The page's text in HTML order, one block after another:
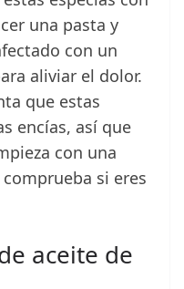
una pasta y
con un
aliviar el dolor.
que estas
encías, así que
con una
si eres
aceite de